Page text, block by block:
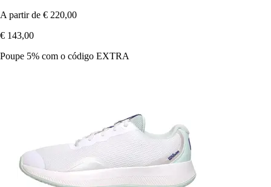
A partir de € 220,00
€ 143,00
Poupe 5% com o código EXTRA